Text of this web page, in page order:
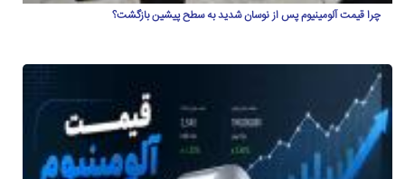
چرا قیمت آلومینیوم پس از نوسان شدید به سطح پیشین بازگشت؟